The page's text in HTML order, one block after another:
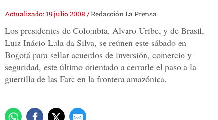
Actualizado: 19 julio 2008 /Redacción La Prensa
Los presidentes de Colombia, Alvaro Uribe, y de Brasil,
Luiz Inácio Lula da Silva, se reúnen este sábado en
Bogotá para sellar acuerdos de inversión, comercio y
seguridad, este último orientado a cerrarle el paso a la
guerrilla de las Farc en la frontera amazónica.